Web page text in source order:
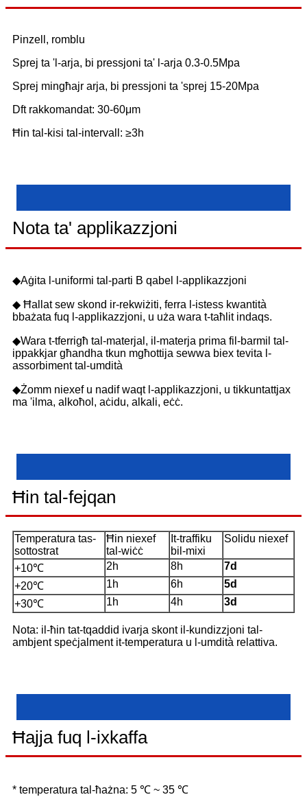
Pinzell, romblu
Sprej ta 'l-arja, bi pressjoni ta' l-arja 0.3-0.5Mpa
Sprej mingħajr arja, bi pressjoni ta 'sprej 15-20Mpa
Dft rakkomandat: 30-60μm
Ħin tal-kisi tal-intervall: ≥3h
Nota ta' applikazzjoni
◆Aġita l-uniformi tal-parti B qabel l-applikazzjoni
◆ Ħallat sew skond ir-rekwiżiti, ferra l-istess kwantità
bbażata fuq l-applikazzjoni, u uża wara t-taħlit indaqs.
◆Wara t-tferrigħ tal-materjal, il-materja prima fil-barmil tal-
ippakkjar għandha tkun mgħottija sewwa biex tevita l-
assorbiment tal-umdità
◆Żomm niexef u nadif waqt l-applikazzjoni, u tikkuntattjax
ma 'ilma, alkoħol, aċidu, alkali, eċċ.
Ħin tal-fejqan
Temperatura tas-
sottostrat
Ħin niexef
tal-wiċċ
It-traffiku
bil-mixi
Solidu niexef
+10℃ 2h 8h
7d
+20℃
1h 6h
5d
+30℃
1h 4h 3d
Nota: il-ħin tat-tqaddid ivarja skont il-kundizzjoni tal-
ambjent speċjalment it-temperatura u l-umdità relattiva.
Ħajja fuq l-ixkaffa
* temperatura tal-ħażna: 5 ℃ ~ 35 ℃